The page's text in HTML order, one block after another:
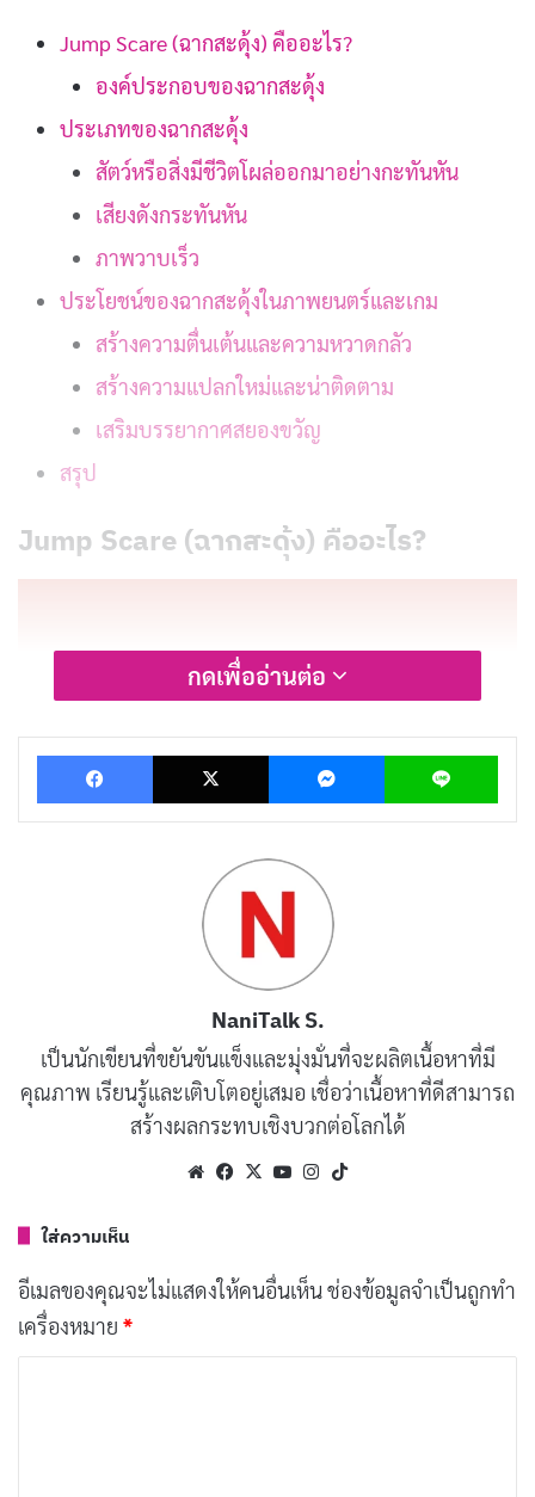
Jump Scare (ฉากสะดุ้ง) คืออะไร?
องค์ประกอบของฉากสะดุ้ง
ประเภทของฉากสะดุ้ง
สัตว์หรือสิ่งมีชีวิตโผล่ออกมาอย่างกะทันหัน
เสียงดังกระทันหัน
ภาพวาบเร็ว
ประโยชน์ของฉากสะดุ้งในภาพยนตร์และเกม
สร้างความตื่นเต้นและความหวาดกลัว
สร้างความแปลกใหม่และน่าติดตาม
เสริมบรรยากาศสยองขวัญ
สรุป
Jump Scare (ฉากสะดุ้ง) คืออะไร?
ฉากสะดุ้ง หรือที่รู้จักกันดีในชื่อ Jump Scare เป็นเทคนิคที่
ฉากสะดุ้งเป็นจังหวะที่สิ่งที่น่ากลัวหรือสยองขวัญปรากฏขึ้น
องค์ประกอบของฉากสะดุ้ง
กดเพื่ออ่านต่อ
Facebook X Messenger Line
NaniTalk S.
เป็นนักเขียนที่ขยันขันแข็งและมุ่งมั่นที่จะผลิตเนื้อหาที่มี
คุณภาพ เรียนรู้และเติบโตอยู่เสมอ เชื่อว่าเนื้อหาที่ดีสามารถ
สร้างผลกระทบเชิงบวกต่อโลกได้
WebsiteFacebook
X YouTubeInstagram
ใส่ความเห็น
อีเมลของคุณจะไม่แสดงให้คนอื่นเห็น ช่องข้อมูลจำเป็นถูกทำ
เครื่องหมาย *